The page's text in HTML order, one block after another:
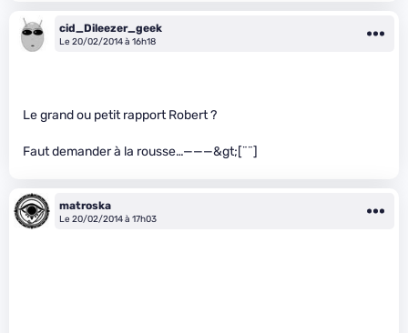
cid_Dileezer_geek
Le 20/02/2014 à 16h18
Le grand ou petit rapport Robert ?
Faut demander à la rousse…———&gt;[¨¨]
matroska
Le 20/02/2014 à 17h03